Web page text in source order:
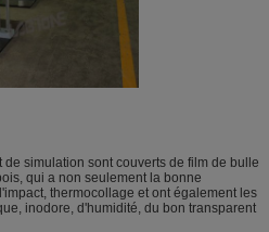
simulation sont couverts de film de bulle
qui a non seulement la bonne
thermocollage et ont également les
inodore, d'humidité, du bon transparent